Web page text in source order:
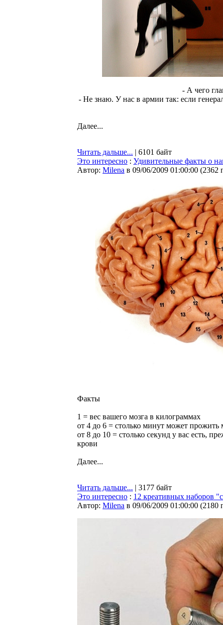
- А чего
- Не знаю. У нас в армии так: если
Далее...
Читать дальше... | 6101 байт
Это интересно : Удивительные факты о
Автор: Milena в 09/06/2009 01:00:00 (2362
Факты
1 = вес вашего мозга в килограммах
от 4 до 6 = столько минут может прожить
от 8 до 10 = столько секунд у вас есть,
крови
Далее...
Читать дальше... | 3177 байт
Это интересно : 12 креативных наборов
Автор: Milena в 09/06/2009 01:00:00 (2180